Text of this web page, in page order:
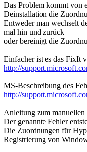
Das Problem kommt von
Deinstallation die
Entweder man wechselt
mal hin und zurück
oder bereinigt die
Einfacher ist es das FixIt
http://
MS-Beschreibung des
http://
Anleitung zum
Der genannte Fehler
Die Zuordnungen für
Registrierung von